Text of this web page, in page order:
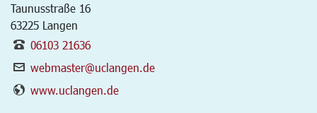
Taunusstraße 16
63225 Langen
06103 21636
webmaster@uclangen.de
www.uclangen.de